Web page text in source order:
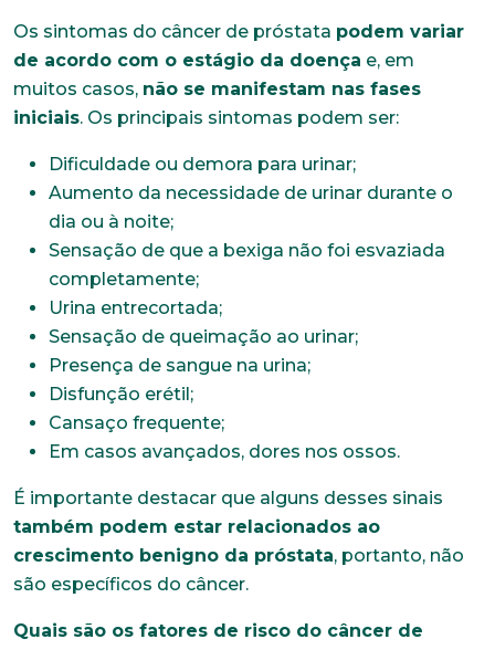
Os sintomas do câncer de próstata podem variar
de acordo com o estágio da doença e, em
muitos casos, não se manifestam nas fases
iniciais. Os principais sintomas podem ser:
Dificuldade ou demora para urinar;
Aumento da necessidade de urinar durante o
dia ou à noite;
Sensação de que a bexiga não foi esvaziada
completamente;
Urina entrecortada;
Sensação de queimação ao urinar;
Presença de sangue na urina;
Disfunção erétil;
Cansaço frequente;
Em casos avançados, dores nos ossos.
É importante destacar que alguns desses sinais
também podem estar relacionados ao
crescimento benigno da próstata, portanto, não
são específicos do câncer.
Quais são os fatores de risco do câncer de